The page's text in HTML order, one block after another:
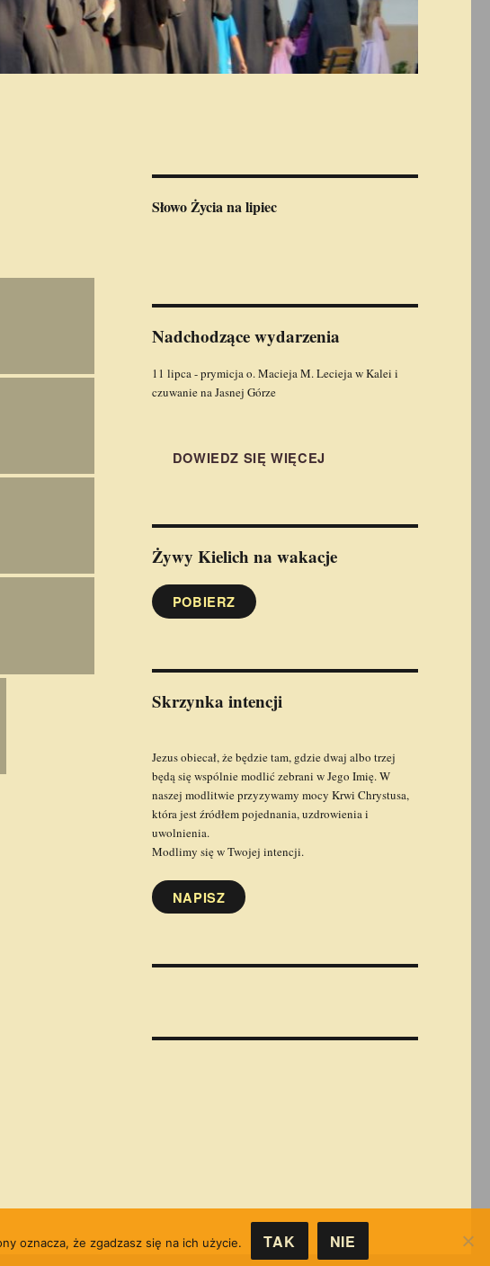
Słowo Życiana lipiec
Nadchodzące wydarzenia
11 lipca - prymicja o. Macieja M. Lecieja w Kalei i
czuwanie na Jasnej Górze
DOWIEDZ SIĘ WIĘCEJ
Żywy Kielich na wakacje
POBIERZ
Skrzynka intencji
Jezus obiecał, że będzie tam, gdzie dwaj albo trzej
będą się wspólnie modlić zebrani w Jego Imię. W
naszej modlitwie przyzywamy mocy Krwi Chrystusa,
która jest źródłem pojednania, uzdrowienia i
uwolnienia.
Modlimy się w Twojej intencji.
NAPISZ
oznacza, że zgadzasz się na ich użycie. TAK NIE